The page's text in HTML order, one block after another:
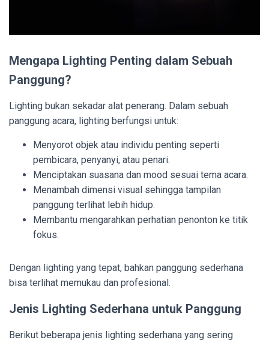
Mengapa Lighting Penting dalam Sebuah
Panggung?
Lighting bukan sekadar alat penerang. Dalam sebuah
panggung acara, lighting berfungsi untuk:
Menyorot objek atau individu penting seperti
pembicara, penyanyi, atau penari.
Menciptakan suasana dan mood sesuai tema acara.
Menambah dimensi visual sehingga tampilan
panggung terlihat lebih hidup.
Membantu mengarahkan perhatian penonton ke titik
fokus.
Dengan lighting yang tepat, bahkan panggung sederhana
bisa terlihat memukau dan profesional.
Jenis Lighting Sederhana untuk Panggung
Berikut beberapa jenis lighting sederhana yang sering